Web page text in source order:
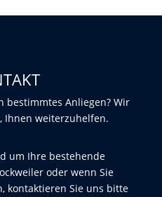
bestimmtes Anliegen? Wir
Ihnen weiterzuhelfen.
um Ihre bestehende
oder wenn Sie
kontaktieren Sie uns bitte